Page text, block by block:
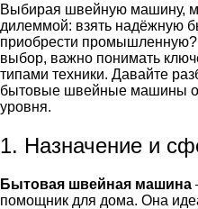
Выбирая швейную машину,
дилеммой: взять надёжную
приобрести
выбор, важно понимать
типами техники. Давайте
бытовые швейные машины
уровня.
1. Назначение и
Бытовая швейная машина
помощник для дома. Она